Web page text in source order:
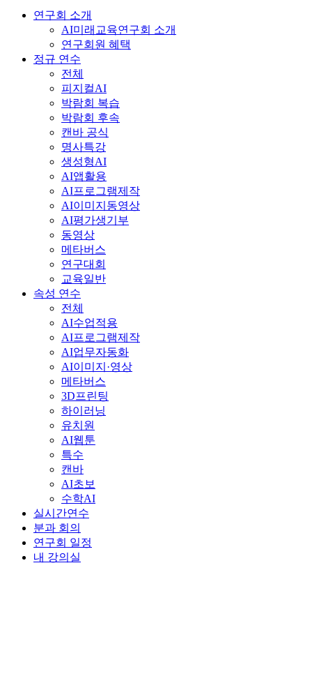
연구회 소개
AI미래교육연구회 소개
연구회원 혜택
정규 연수
전체
피지컬AI
박람회 복습
박람회 후속
캔바 공식
명사특강
생성형AI
AI앱활용
AI프로그램제작
AI이미지동영상
AI평가생기부
동영상
메타버스
연구대회
교육일반
속성 연수
전체
AI수업적용
AI프로그램제작
AI업무자동화
AI이미지·영상
메타버스
3D프린팅
하이러닝
유치원
AI웹툰
특수
캔바
AI초보
수학AI
실시간연수
분과 회의
연구회 일정
내 강의실